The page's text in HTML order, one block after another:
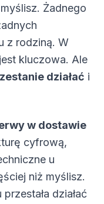
Żadnego
z rodziną. W
kluczowa. Ale
działać i
w dostawie
cyfrową,
u
niż myślisz.
działać